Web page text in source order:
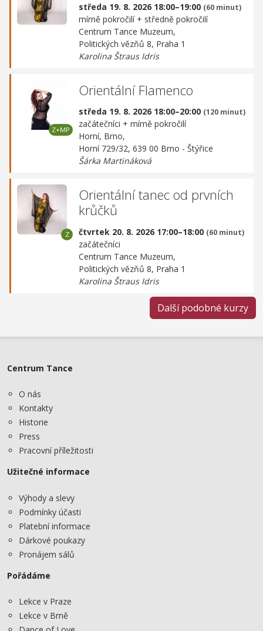
středa 19. 8. 2026 18:00–19:00 (60 minut)
mírně pokročilí + středně pokročilí
Centrum Tance Muzeum,
Politických vězňů 8, Praha 1
Karolina Štraus Idris
Orientální Flamenco
středa 19. 8. 2026 18:00–20:00 (120 minut)
začátečníci + mírně pokročilí
Horní, Brno,
Horní 729/32, 639 00 Brno - Štýřice
Šárka Martináková
Orientální tanec od prvních
krůčků
čtvrtek 20. 8. 2026 17:00–18:00 (60 minut)
začátečníci
Centrum Tance Muzeum,
Politických vězňů 8, Praha 1
Karolina Štraus Idris
Další podobné kurzy
Centrum Tance
O nás
Kontakty
Historie
Press
Pracovní příležitosti
Užitečné informace
Výhody a slevy
Podmínky účasti
Platební informace
Dárkové poukazy
Pronájem sálů
Pořádáme
Lekce v Praze
Lekce v Brně